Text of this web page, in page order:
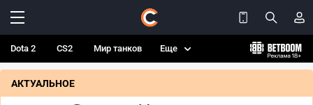
Dota 2 CS2 Мир танков Еще
АКТУАЛЬНОЕ